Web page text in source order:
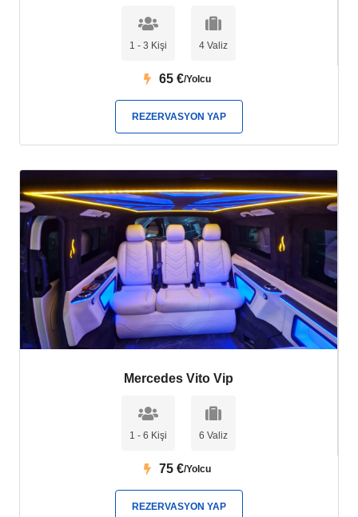
1 - 3 Kişi 4 Valiz
65€/Yolcu
REZERVASYON YAP
Mercedes Vito Vip
1 - 6 Kişi 6 Valiz
75€/Yolcu
REZERVASYON YAP